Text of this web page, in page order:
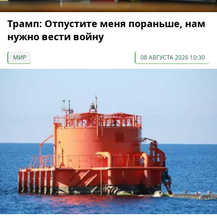
Трамп: Отпустите меня пораньше, нам
нужно вести войну
МИР 08 АВГУСТА 2026 10:30